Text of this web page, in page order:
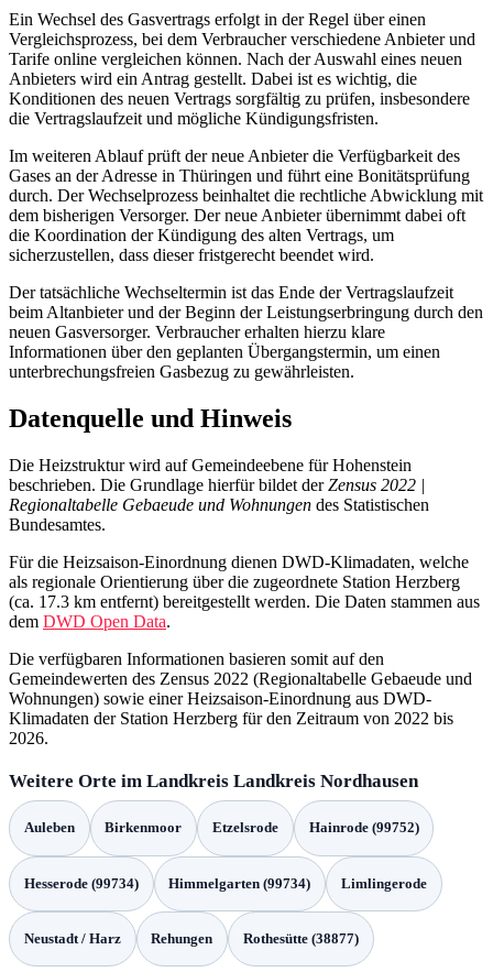
Ein Wechsel des Gasvertrags erfolgt in der Regel über einen
Vergleichsprozess, bei dem Verbraucher verschiedene Anbieter und
Tarife online vergleichen können. Nach der Auswahl eines neuen
Anbieters wird ein Antrag gestellt. Dabei ist es wichtig, die
Konditionen des neuen Vertrags sorgfältig zu prüfen, insbesondere
die Vertragslaufzeit und mögliche Kündigungsfristen.
Im weiteren Ablauf prüft der neue Anbieter die Verfügbarkeit des
Gases an der Adresse in Thüringen und führt eine Bonitätsprüfung
durch. Der Wechselprozess beinhaltet die rechtliche Abwicklung mit
dem bisherigen Versorger. Der neue Anbieter übernimmt dabei oft
die Koordination der Kündigung des alten Vertrags, um
sicherzustellen, dass dieser fristgerecht beendet wird.
Der tatsächliche Wechseltermin ist das Ende der Vertragslaufzeit
beim Altanbieter und der Beginn der Leistungserbringung durch den
neuen Gasversorger. Verbraucher erhalten hierzu klare
Informationen über den geplanten Übergangstermin, um einen
unterbrechungsfreien Gasbezug zu gewährleisten.
Datenquelle und Hinweis
Die Heizstruktur wird auf Gemeindeebene für Hohenstein
beschrieben. Die Grundlage hierfür bildet derZensus 2022 |
Regionaltabelle Gebaeude und Wohnungen des Statistischen
Bundesamtes.
Für die Heizsaison-Einordnung dienen DWD-Klimadaten, welche
als regionale Orientierung über die zugeordnete Station Herzberg
(ca. 17.3 km entfernt) bereitgestellt werden. Die Daten stammen aus
dem DWD Open Data.
Die verfügbaren Informationen basieren somit auf den
Gemeindewerten des Zensus 2022 (Regionaltabelle Gebaeude und
Wohnungen) sowie einer Heizsaison-Einordnung aus DWD-
Klimadaten der Station Herzberg für den Zeitraum von 2022 bis
2026.
Weitere Orte im Landkreis Landkreis Nordhausen
Auleben Birkenmoor Etzelsrode Hainrode (99752)
Hesserode (99734) Himmelgarten (99734) Limlingerode
Neustadt / Harz Rehungen Rothesütte (38877)